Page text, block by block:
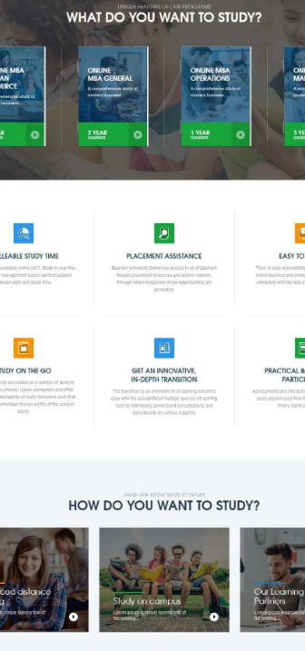
Quý khách vui lòng đăng nhập vào hệ thống quản lý dự án
để theo dõi tiến độ.
Website:quanly.mona.media
Mobile: